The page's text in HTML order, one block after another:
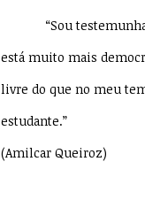
“Sou
está muito mais
livre do que no meu
estudante.”
(Amilcar Queiroz)